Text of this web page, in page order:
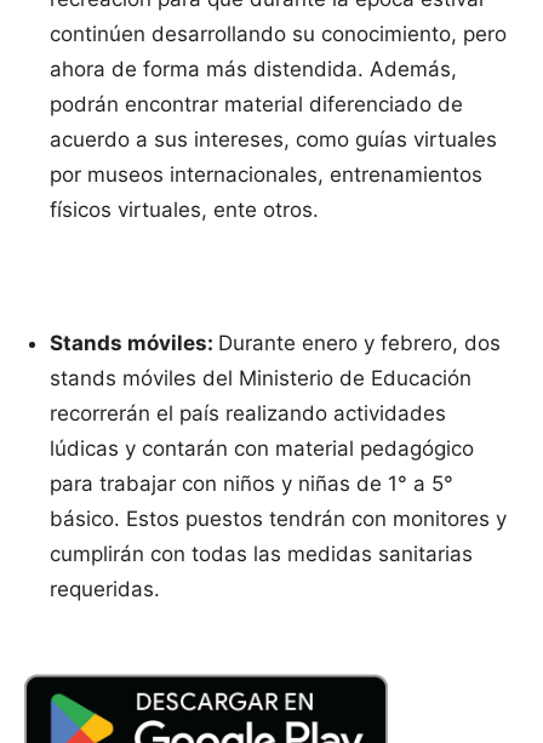
continúen desarrollando su conocimiento, pero
ahora de forma más distendida. Además,
podrán encontrar material diferenciado de
acuerdo a sus intereses, como guías virtuales
por museos internacionales, entrenamientos
físicos virtuales, ente otros.
Stands móviles: Durante enero y febrero, dos
stands móviles del Ministerio de Educación
recorrerán el país realizando actividades
lúdicas y contarán con material pedagógico
para trabajar con niños y niñas de 1° a 5°
básico. Estos puestos tendrán con monitores y
cumplirán con todas las medidas sanitarias
requeridas.